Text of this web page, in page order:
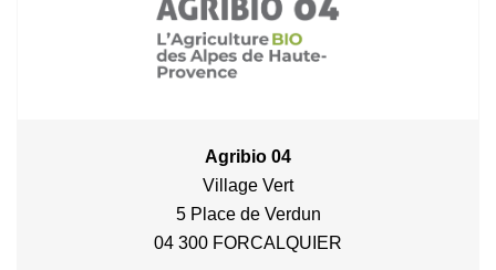
Agribio 04
Village Vert
5 Place de Verdun
04 300 FORCALQUIER